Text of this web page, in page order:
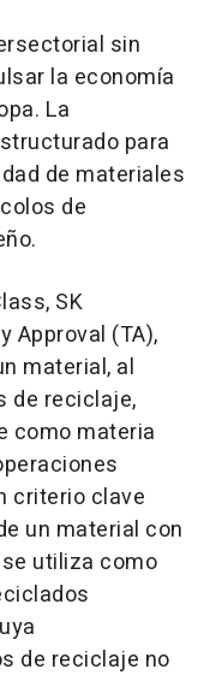
sin
la economía
La
para
de materiales
de
SK
Approval (TA),
material, al
de reciclaje,
como materia
criterio clave
un material con
utiliza como
de reciclaje no